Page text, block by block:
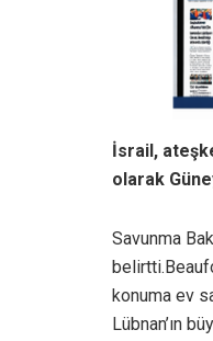
İsrail,
olarak
Savunma
konuma ev
Lübnan’ın